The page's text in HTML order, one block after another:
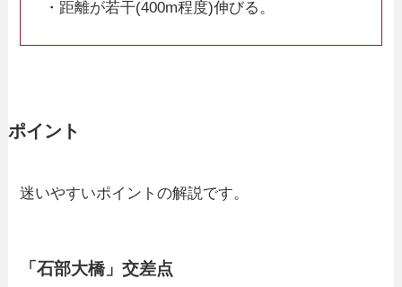
・距離が若干(400m程度)伸びる。
ポイント
迷いやすいポイントの解説です。
「石部大橋」交差点